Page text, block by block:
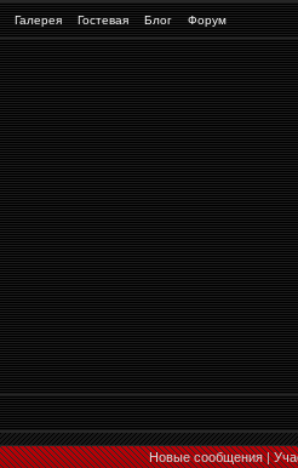
Галерея Гостевая Блог Форум
Новые сообщения|